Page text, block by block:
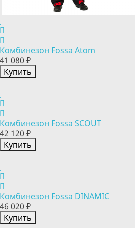
Комбинезон Fossa Atom
41 080 ₽
Купить
Комбинезон Fossa SCOUT
42 120 ₽
Купить
Комбинезон Fossa DINAMIC
46 020 ₽
Купить